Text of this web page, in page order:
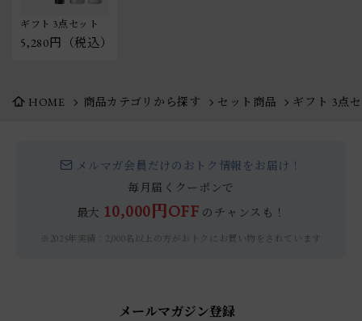
ギフト 3点セット
5,280円（税込）
HOME 商品カテゴリから探す セット商品 ギフト 3点
メルマガ会員だけのおトク情報をお届け！
毎月届くクーポンで
最大 10,000円OFF のチャンスも！
※2025年実績：2,000名以上の方がおトクにお買い物をされています
メールマガジン登録